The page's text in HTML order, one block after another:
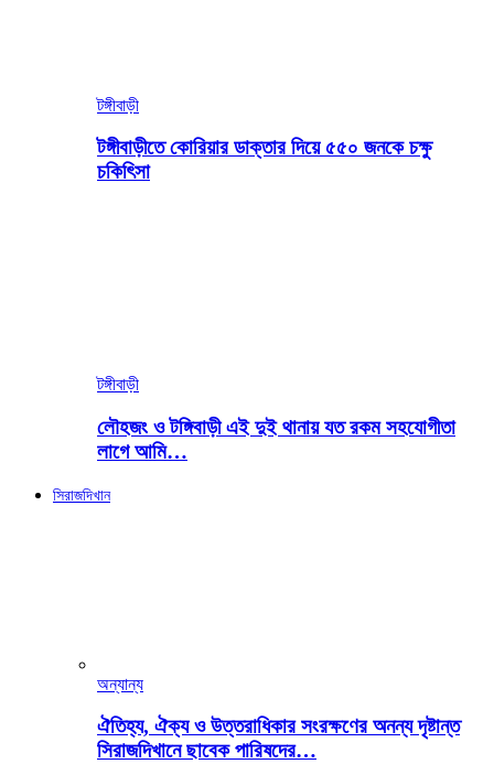
টঙ্গীবাড়ী
টঙ্গীবাড়ীতে কোরিয়ার ডাক্তার দিয়ে ৫৫০ জনকে চক্ষু
চকিৎিসা
টঙ্গীবাড়ী
লৌহজং ও টঙ্গিবাড়ী এই দুই থানায় যত রকম সহযোগীতা
লাগে আমি…
সিরাজদিখান
অন্যান্য
ঐতিহ্য, ঐক্য ও উত্তরাধিকার সংরক্ষণের অনন্য দৃষ্টান্ত
সিরাজদিখানে ছাবেক পারিষদের…